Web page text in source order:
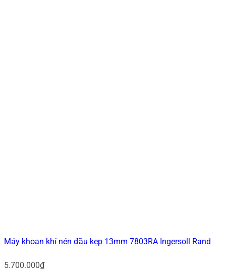
Máy khoan khí nén đầu kẹp 13mm 7803RA Ingersoll Rand
5.700.000₫